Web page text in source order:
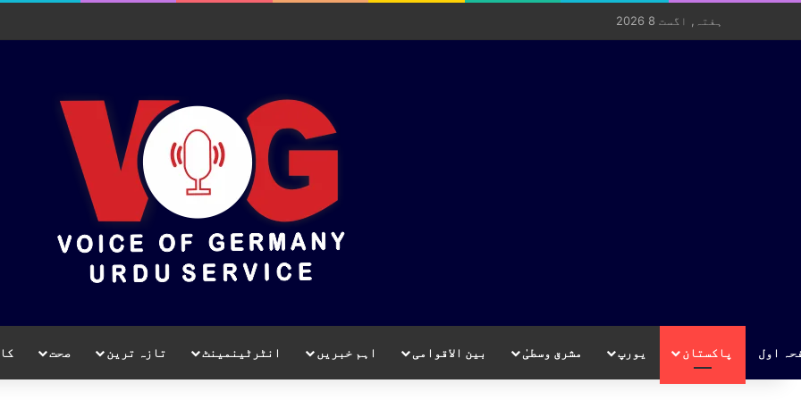
ہفتہ, اگست 8 2026
اول پاکستان یورپ مشرق وسطیٰ بین الاقوامی اہم خبریں انٹرٹینمینٹ تازہ ترین صحت